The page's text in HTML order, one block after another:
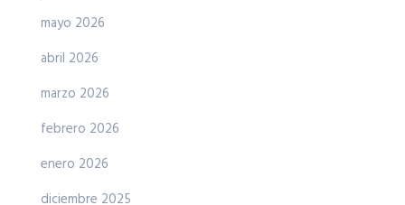
mayo 2026
abril 2026
marzo 2026
febrero 2026
enero 2026
diciembre 2025